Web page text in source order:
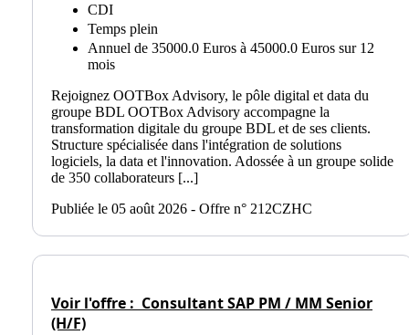
CDI
Temps plein
Annuel de 35000.0 Euros à 45000.0 Euros sur 12
mois
Rejoignez OOTBox Advisory, le pôle digital et data du
groupe BDL OOTBox Advisory accompagne la
transformation digitale du groupe BDL et de ses clients.
Structure spécialisée dans l'intégration de solutions
logiciels, la data et l'innovation. Adossée à un groupe solide
de 350 collaborateurs [...]
Publiée le 05 août 2026 - Offre n° 212CZHC
Voir l'offre : Consultant SAP PM / MM Senior
(H/F)